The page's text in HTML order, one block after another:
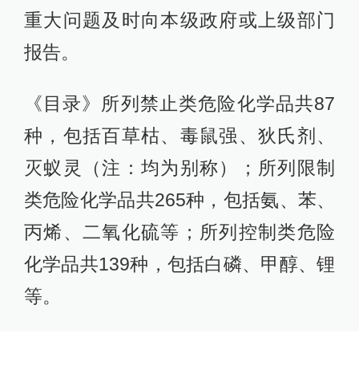
重大问题及时向本级政府或上级部门
报告。
《目录》所列禁止类危险化学品共87
种，包括百草枯、毒鼠强、狄氏剂、
灭蚁灵（注：均为别称）；所列限制
类危险化学品共265种，包括氨、苯、
丙烯、二氧化硫等；所列控制类危险
化学品共139种，包括白磷、甲醇、锂
等。